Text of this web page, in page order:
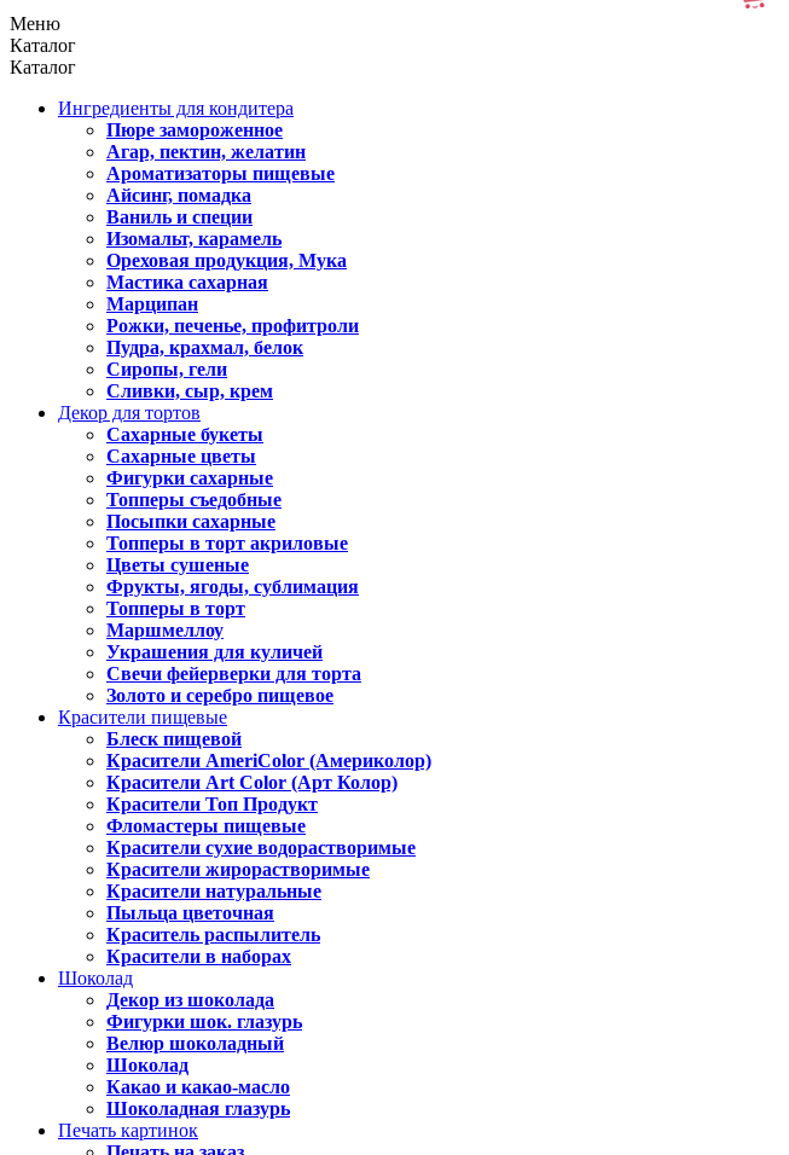
Меню
Каталог
Каталог
Ингредиенты для кондитера
Пюре замороженное
Агар, пектин, желатин
Ароматизаторы пищевые
Айсинг, помадка
Ваниль и специи
Изомальт, карамель
Ореховая продукция, Мука
Мастика сахарная
Марципан
Рожки, печенье, профитроли
Пудра, крахмал, белок
Сиропы, гели
Сливки, сыр, крем
Декор для тортов
Сахарные букеты
Сахарные цветы
Фигурки сахарные
Топперы съедобные
Посыпки сахарные
Топперы в торт акриловые
Цветы сушеные
Фрукты, ягоды, сублимация
Топперы в торт
Маршмеллоу
Украшения для куличей
Свечи фейерверки для торта
Золото и серебро пищевое
Красители пищевые
Блеск пищевой
Красители AmeriColor (Америколор)
Красители Art Color (Арт Колор)
Красители Топ Продукт
Фломастеры пищевые
Красители сухие водорастворимые
Красители жирорастворимые
Красители натуральные
Пыльца цветочная
Краситель распылитель
Красители в наборах
Шоколад
Декор из шоколада
Фигурки шок. глазурь
Велюр шоколадный
Шоколад
Какао и какао-масло
Шоколадная глазурь
Печать картинок